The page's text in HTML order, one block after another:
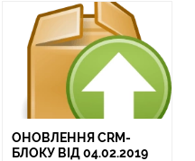
ОНОВЛЕННЯ CRM-
БЛОКУ ВІД 04.02.2019